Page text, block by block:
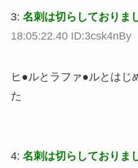
3: 名刺は切らしておりま
18:05:22.40 ID:3csk4nBy
ヒ●ルとラファ●ルとはじ
た
4: 名刺は切らしておりま